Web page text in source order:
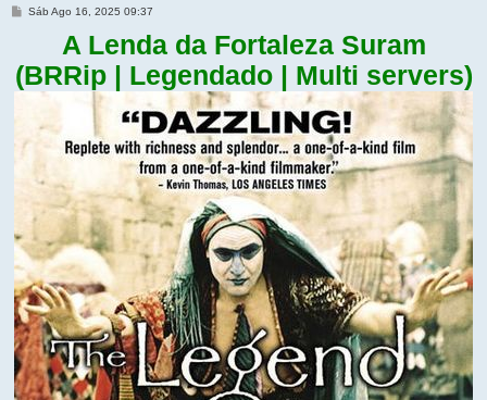
M
g
e
Sáb Ago 16, 2025 09:37
A Lenda da Fortaleza Suram
(BRRip | Legendado | Multi servers)